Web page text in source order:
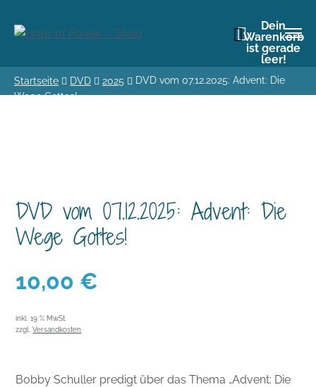
Dein
Warenkorb
ist gerade
leer!
Startseite DVD 2025
DVD vom 07.12.2025: Advent: Die
Wege Gottes!
DVD vom 07.12.2025: Advent: Die
Wege Gottes!
10,00 €
inkl. 19 % MwSt.
zzgl.Versandkosten
Bobby Schuller predigt über das Thema „Advent: Die